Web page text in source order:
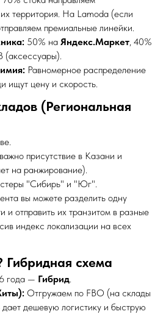
территория. На Lamoda (если
премиальные линейки.
50% на Яндекс.Маркет, 40%
(аксессуары).
Равномерное распределение
ищут цену и скорость.
(Региональная
присутствие в Казани и
на ранжирование).
"Сибирь" и "Юг".
вы можете разделить одну
и отправить их транзитом в разные
индекс локализации на всех
Гибридная схема
года — Гибрид.
Отгружаем по FBO (на склады
дешевую логистику и быструю